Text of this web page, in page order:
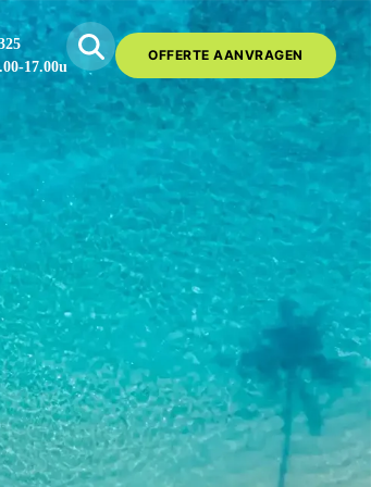
17.00u
OFFERTE AANVRAGEN